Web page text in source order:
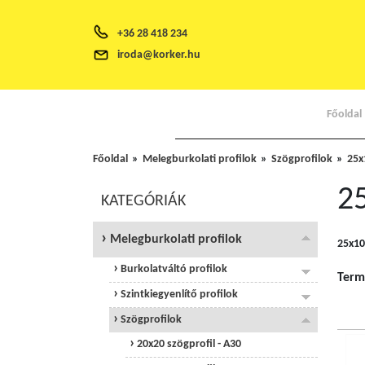
+36 28 418 234
iroda@korker.hu
Főoldal
Főoldal Melegburkolati profilok Szögprofilok
KATEGÓRIÁK
Melegburkolati profilok
Burkolatváltó profilok
Szintkiegyenlítő profilok
Szögprofilok
20x20 szögprofil - A30